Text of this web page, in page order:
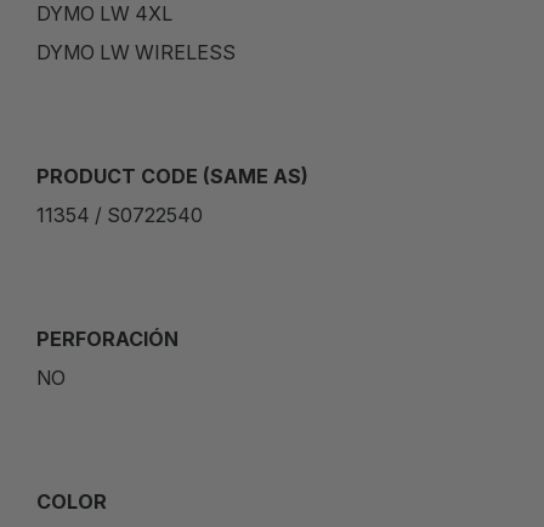
DYMO LW 4XL
DYMO LW WIRELESS
PRODUCT CODE (SAME AS)
11354 / S0722540
PERFORACIÓN
NO
COLOR